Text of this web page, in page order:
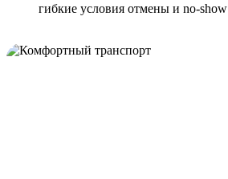
гибкие условия отмены и no-show